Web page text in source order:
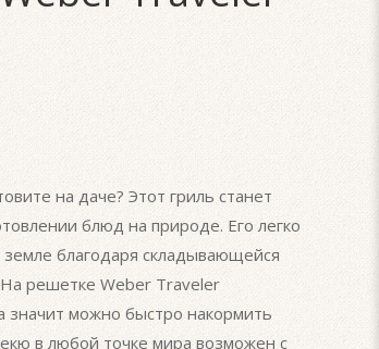
на даче? Этот гриль станет
блюд на природе. Его легко
благодаря складывающейся
На решетке Weber Traveler
значит можно быстро накормить
в любой точке мира возможен с